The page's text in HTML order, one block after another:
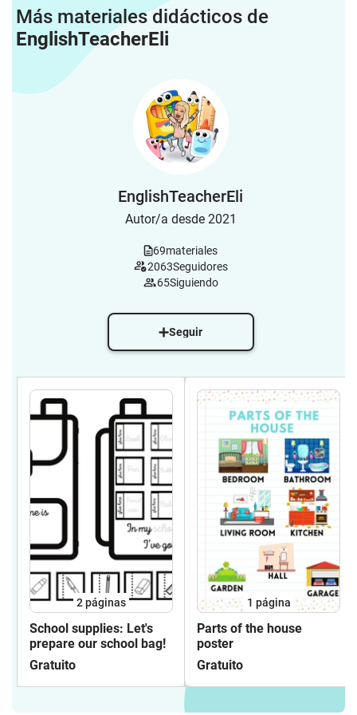
Más materiales didácticos de
EnglishTeacherEli
EnglishTeacherEli
Autor/a desde 2021
69materiales
2063Seguidores
65Siguiendo
Seguir
2páginas
School supplies: Let's
prepare our school bag!
Gratuito
1 página
Parts of the house
poster
Gratuito